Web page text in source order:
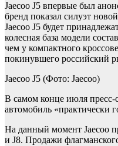
Jaecoo J5 впервые был
бренд показал силуэт
Jaecoo J5 будет
колесная база модели
чем у компактного
покинувшего российский
Jaecoo J5 (Фото: Jaecoo)
В самом конце июля пресс-
автомобиль «практически
На данный момент Jaecoo
и J8. Продажи